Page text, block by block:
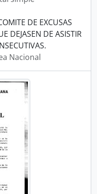
DE EXCUSAS
DEJASEN DE ASISTIR
Nacional